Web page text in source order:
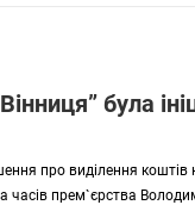
була
про виділення
часів прем`єрства